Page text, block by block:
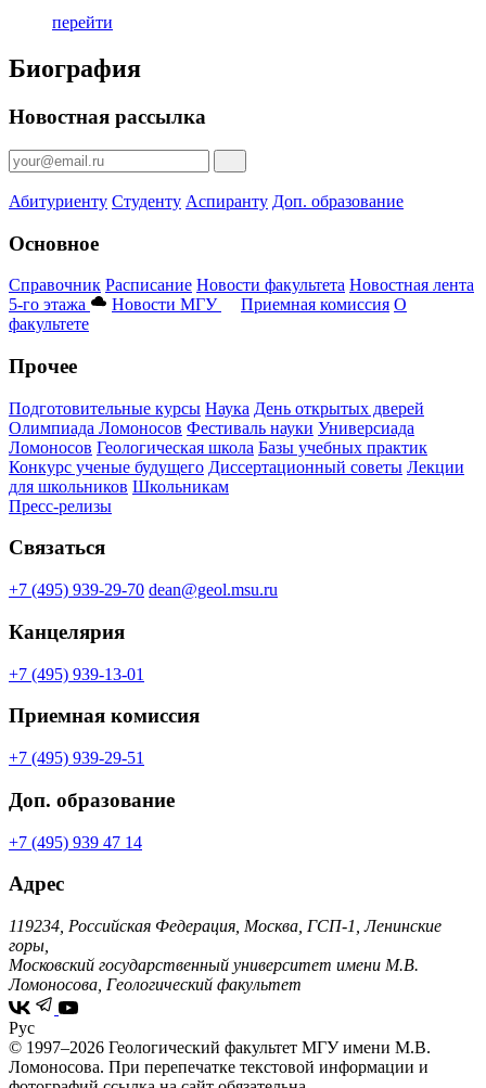
перейти
Биография
Новостная рассылка
Абитуриенту Студенту Аспиранту Доп. образование
Основное
Справочник Расписание Новости факультета Новостная лента
5-го этажа
Новости МГУ Приемная комиссия О
факультете
Прочее
Подготовительные курсы Наука День открытых дверей
Олимпиада Ломоносов Фестиваль науки Универсиада
Ломоносов Геологическая школа Базы учебных практик
Конкурс ученые будущего Диссертационный советы Лекции
для школьников Школьникам
Пресс-релизы
Связаться
+7 (495) 939-29-70 dean@geol.msu.ru
Канцелярия
+7 (495) 939-13-01
Приемная комиссия
+7 (495) 939-29-51
Доп. образование
+7 (495) 939 47 14
Адрес
119234, Российская Федерация, Москва, ГСП-1, Ленинские
горы,
Московский государственный университет имени М.В.
Ломоносова, Геологический факультет
Рус
© 1997–2026 Геологический факультет МГУ имени М.В.
Ломоносова. При перепечатке текстовой информации и